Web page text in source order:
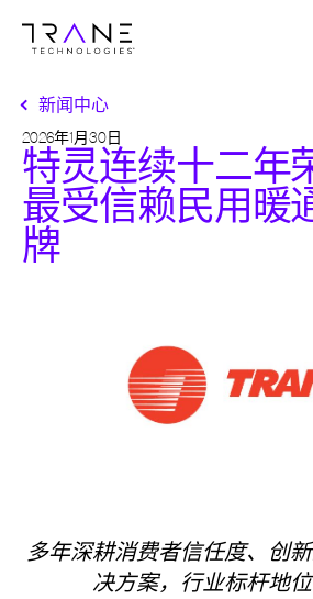
新闻中心
2026年1月30日
特灵连续十二年
最受信赖民用暖
牌
多年深耕消费者信任度、创
决方案，行业标杆地